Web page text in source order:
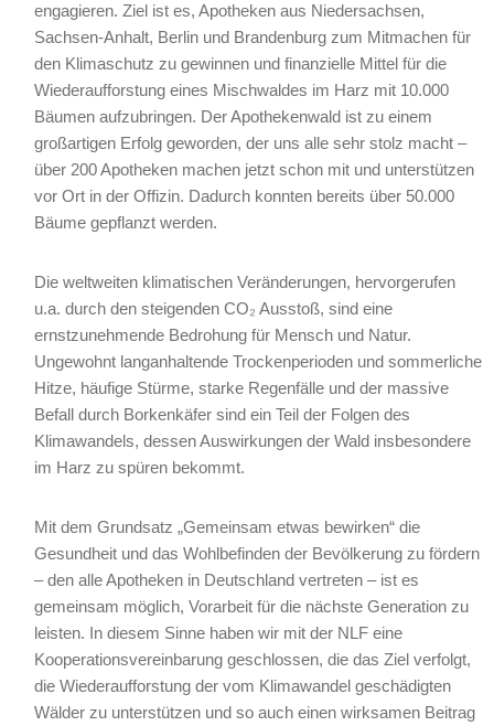
engagieren. Ziel ist es, Apotheken aus Niedersachsen,
Sachsen-Anhalt, Berlin und Brandenburg zum Mitmachen für
den Klimaschutz zu gewinnen und finanzielle Mittel für die
Wiederaufforstung eines Mischwaldes im Harz mit 10.000
Bäumen aufzubringen. Der Apothekenwald ist zu einem
großartigen Erfolg geworden, der uns alle sehr stolz macht –
über 200 Apotheken machen jetzt schon mit und unterstützen
vor Ort in der Offizin. Dadurch konnten bereits über 50.000
Bäume gepflanzt werden.
Die weltweiten klimatischen Veränderungen, hervorgerufen
u.a. durch den steigenden CO₂ Ausstoß, sind eine
ernstzunehmende Bedrohung für Mensch und Natur.
Ungewohnt langanhaltende Trockenperioden und sommerliche
Hitze, häufige Stürme, starke Regenfälle und der massive
Befall durch Borkenkäfer sind ein Teil der Folgen des
Klimawandels, dessen Auswirkungen der Wald insbesondere
im Harz zu spüren bekommt.
Mit dem Grundsatz „Gemeinsam etwas bewirken“ die
Gesundheit und das Wohlbefinden der Bevölkerung zu fördern
– den alle Apotheken in Deutschland vertreten – ist es
gemeinsam möglich, Vorarbeit für die nächste Generation zu
leisten. In diesem Sinne haben wir mit der NLF eine
Kooperationsvereinbarung geschlossen, die das Ziel verfolgt,
die Wiederaufforstung der vom Klimawandel geschädigten
Wälder zu unterstützen und so auch einen wirksamen Beitrag